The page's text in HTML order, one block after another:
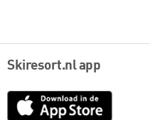
Skiresort.nl app
App